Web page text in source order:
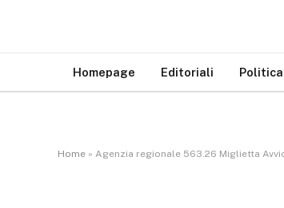
Homepage Editoriali Politica
Home » Agenzia regionale 563.26 Miglietta